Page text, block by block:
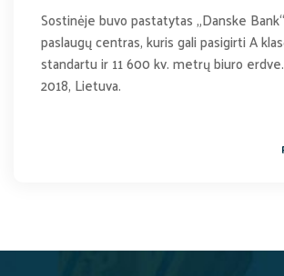
Sostinėje buvo pastatytas „Danske
paslaugų centras, kuris gali pasigirti A
standartu ir 11 600 kv. metrų biuro
2018, Lietuva.